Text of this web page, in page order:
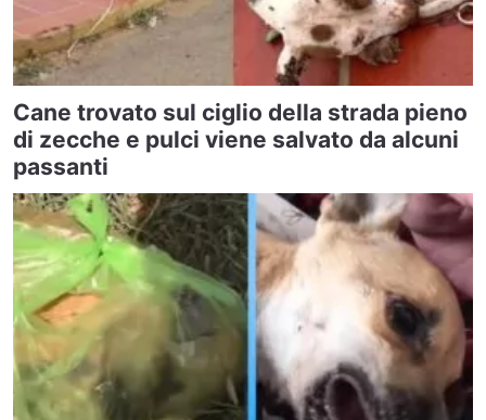
Cane trovato sul ciglio della strada pieno
di zecche e pulci viene salvato da alcuni
passanti